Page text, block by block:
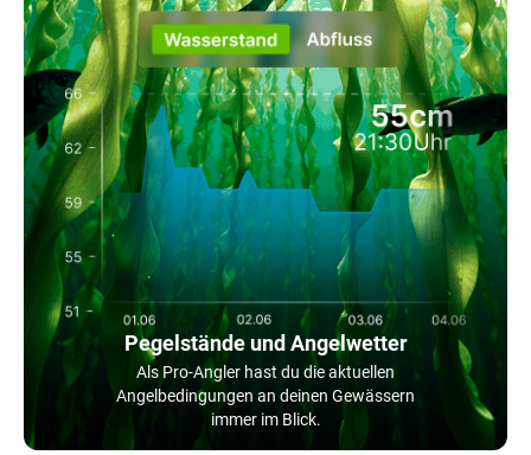
Pegelstände und Angelwetter
Als Pro-Angler hast du die aktuellen
Angelbedingungen an deinen Gewässern
immer im Blick.